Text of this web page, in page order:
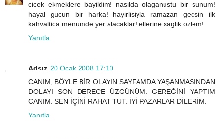
cicek ekmeklere bayildim! nasilda olaganustu bir sunum!
hayal gucun bir harka! hayirlisiyla ramazan gecsin ilk
kahvaltida menumde yer alacaklar! ellerine saglik ozlem!
Yanıtla
Adsız 20 Ocak 2008 17:10
CANIM, BÖYLE BİR OLAYIN SAYFAMDA YAŞANMASINDAN
DOLAYI SON DERECE ÜZGÜNÜM. GEREĞİNİ YAPTIM
CANIM. SEN İÇİNİ RAHAT TUT. İYİ PAZARLAR DİLERİM.
Yanıtla